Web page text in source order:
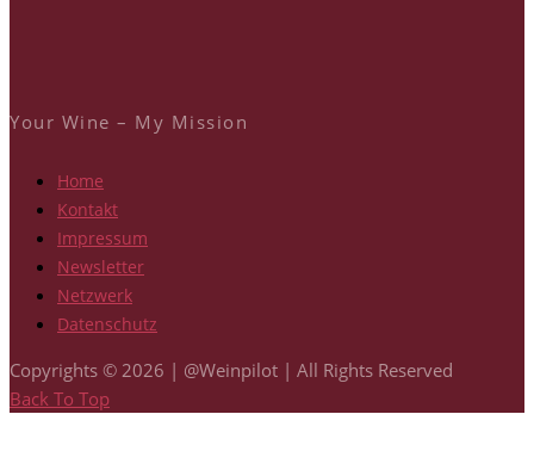
Your Wine – My Mission
Home
Kontakt
Impressum
Newsletter
Netzwerk
Datenschutz
Copyrights © 2026 | @Weinpilot | All Rights Reserved
Back To Top